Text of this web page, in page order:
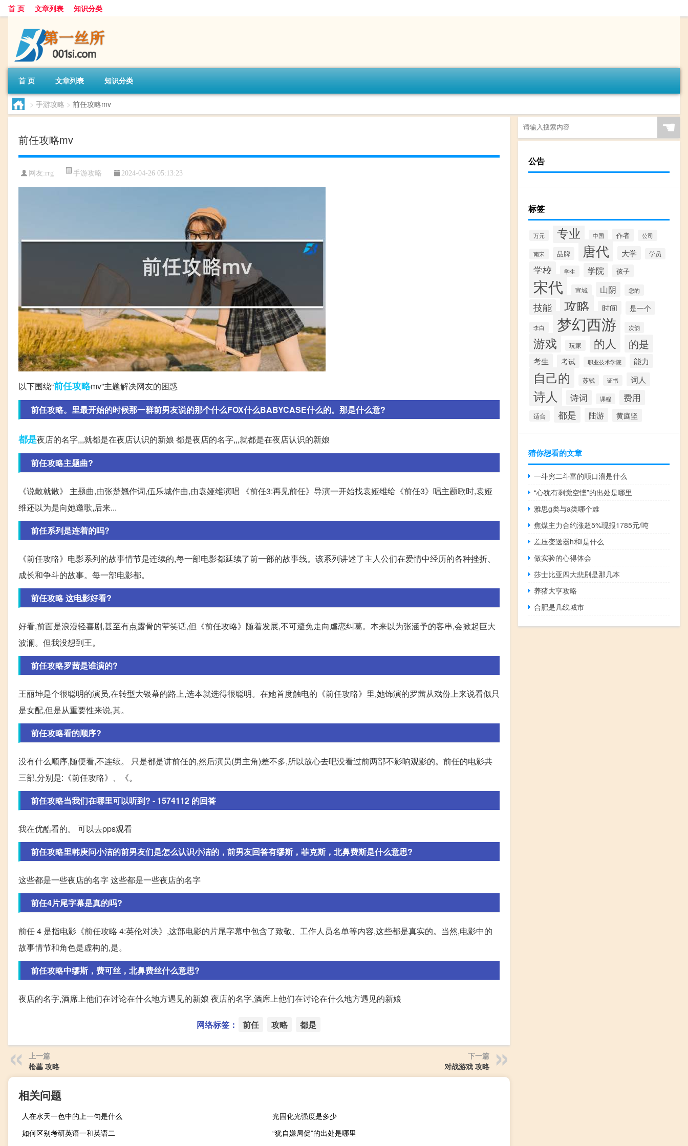
首 页 文章列表 知识分类
首 页 文章列表 知识分类
> 手游攻略 > 前任攻略mv
前任攻略mv
网友:rrg 手游攻略 2024-04-26 05:13:23
以下围绕“前任攻略mv”主题解决网友的困惑
前任攻略。里最开始的时候那一群前男友说的那个什么FOX什么BABYCASE什么的。那是什么意?
都是夜店的名字,,,就都是在夜店认识的新娘 都是夜店的名字,,,就都是在夜店认识的新娘
前任攻略主题曲?
《说散就散》 主题曲,由张楚翘作词,伍乐城作曲,由袁娅维演唱 《前任3:再见前任》导演一开始找袁娅维给《前任3》唱主题歌时,袁娅
维还以为是向她邀歌,后来...
前任系列是连着的吗?
《前任攻略》电影系列的故事情节是连续的,每一部电影都延续了前一部的故事线。该系列讲述了主人公们在爱情中经历的各种挫折、
成长和争斗的故事。每一部电影都。
前任攻略 这电影好看?
好看,前面是浪漫轻喜剧,甚至有点露骨的荤笑话,但《前任攻略》随着发展,不可避免走向虐恋纠葛。本来以为张涵予的客串,会掀起巨大
波澜。但我没想到王。
前任攻略罗茜是谁演的?
王丽坤是个很聪明的演员,在转型大银幕的路上,选本就选得很聪明。在她首度触电的《前任攻略》里,她饰演的罗茜从戏份上来说看似只
是女配,但是从重要性来说,其。
前任攻略看的顺序?
没有什么顺序,随便看,不连续。 只是都是讲前任的,然后演员(男主角)差不多,所以放心去吧没看过前两部不影响观影的。前任的电影共
三部,分别是:《前任攻略》、《。
前任攻略当我们在哪里可以听到? - 1574112 的回答
我在优酷看的。 可以去pps观看
前任攻略里韩庚问小洁的前男友们是怎么认识小洁的，前男友回答有缪斯，菲克斯，北鼻费斯是什么意思?
这些都是一些夜店的名字 这些都是一些夜店的名字
前任4片尾字幕是真的吗?
前任 4 是指电影《前任攻略 4:英伦对决》,这部电影的片尾字幕中包含了致敬、工作人员名单等内容,这些都是真实的。当然,电影中的
故事情节和角色是虚构的,是。
前任攻略中缪斯，费可丝，北鼻费丝什么意思?
夜店的名字,酒席上他们在讨论在什么地方遇见的新娘 夜店的名字,酒席上他们在讨论在什么地方遇见的新娘
网络标签： 前任 攻略 都是
上一篇
枪墓 攻略
下一篇
对战游戏 攻略
相关问题
人在水天一色中的上一句是什么
光固化光强度是多少
如何区别考研英语一和英语二
“犹自嫌局促”的出处是哪里
☚
公告
标签
万元 专业 中国 作者 公司
南宋 品牌 唐代 大学 学员
学校 学生 学院 孩子
宋代 宣城 山阴 您的
技能 攻略 时间 是一个
李白 梦幻西游 次韵
游戏 玩家 的人 的是
考生 考试 职业技术学院 能力
自己的 苏轼 证书 词人
诗人 诗词 课程 费用
适合 都是 陆游 黄庭坚
猜你想看的文章
一斗穷二斗富的顺口溜是什么
“心犹有剩觉空悭”的出处是哪里
雅思g类与a类哪个难
焦煤主力合约涨超5%现报1785元/吨
差压变送器h和l是什么
做实验的心得体会
莎士比亚四大悲剧是那几本
养猪大亨攻略
合肥是几线城市